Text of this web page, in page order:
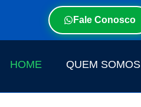
Fale Conosco
HOME QUEM SOMOS